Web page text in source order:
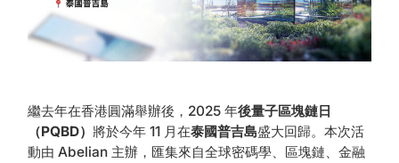
繼去年在香港圓滿舉辦後，2025 年後量子區塊鏈日
（PQBD） 將於今年 11 月在泰國普吉島盛大回歸。本次活
動由 Abelian 主辦，匯集來自全球密碼學、區塊鏈、金融